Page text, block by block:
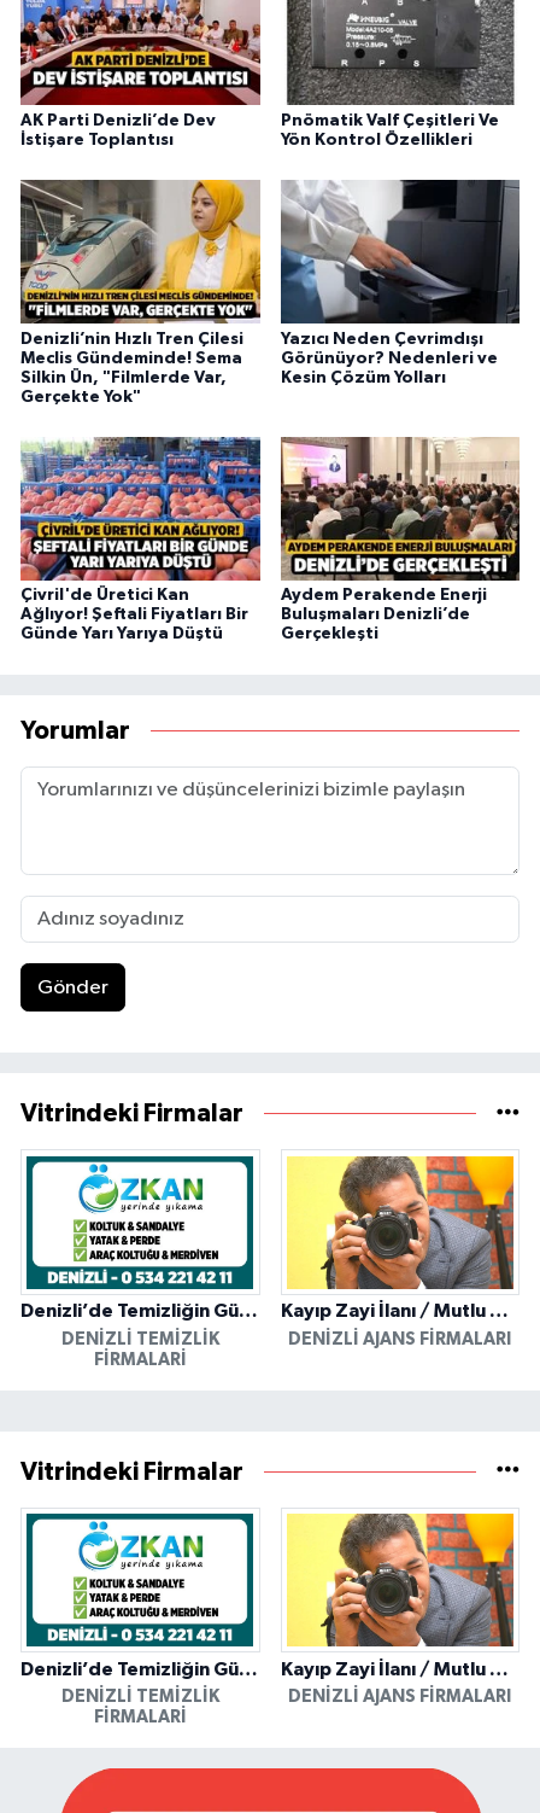
AK Parti Denizli’de Dev
İstişare Toplantısı
Pnömatik Valf Çeşitleri Ve
Yön Kontrol Özellikleri
Denizli’nin Hızlı Tren Çilesi
Meclis Gündeminde! Sema
Silkin Ün, "Filmlerde Var,
Gerçekte Yok"
Yazıcı Neden Çevrimdışı
Görünüyor? Nedenleri ve
Kesin Çözüm Yolları
Çivril'de Üretici Kan
Ağlıyor! Şeftali Fiyatları Bir
Günde Yarı Yarıya Düştü
Aydem Perakende Enerji
Buluşmaları Denizli’de
Gerçekleşti
Yorumlar
Gönder
Vitrindeki Firmalar
Denizli’de Temizliğin Güvenilir Adresi: Özkan Yerinde Yıkama
DENIZLI TEMIZLIK
FIRMALARI
Kayıp Zayi İlanı / Mutlu Ajans / Denizli
DENIZLI AJANS FIRMALARI
Vitrindeki Firmalar
Denizli’de Temizliğin Güvenilir Adresi: Özkan Yerinde Yıkama
DENIZLI TEMIZLIK
FIRMALARI
Kayıp Zayi İlanı / Mutlu Ajans / Denizli
DENIZLI AJANS FIRMALARI